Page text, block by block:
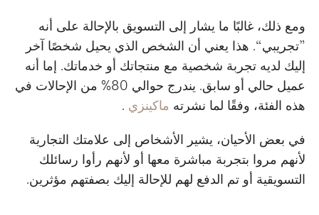
ومع ذلك، غالبًا ما يشار إلى التسويق بالإحالة على أنه
”تجريبي“. هذا يعني أن الشخص الذي يحيل شخصًا آخر
إليك لديه تجربة شخصية مع منتجاتك أو خدماتك. إما أنه
عميل حالي أو سابق. يندرج حوالي 80% من الإحالات في
هذه الفئة، وفقًا لما نشرته ماكينزي .
في بعض الأحيان، يشير الأشخاص إلى علامتك التجارية
لأنهم مروا بتجربة مباشرة معها أو لأنهم رأوا رسائلك
التسويقية أو تم الدفع لهم للإحالة إليك بصفتهم مؤثرين.